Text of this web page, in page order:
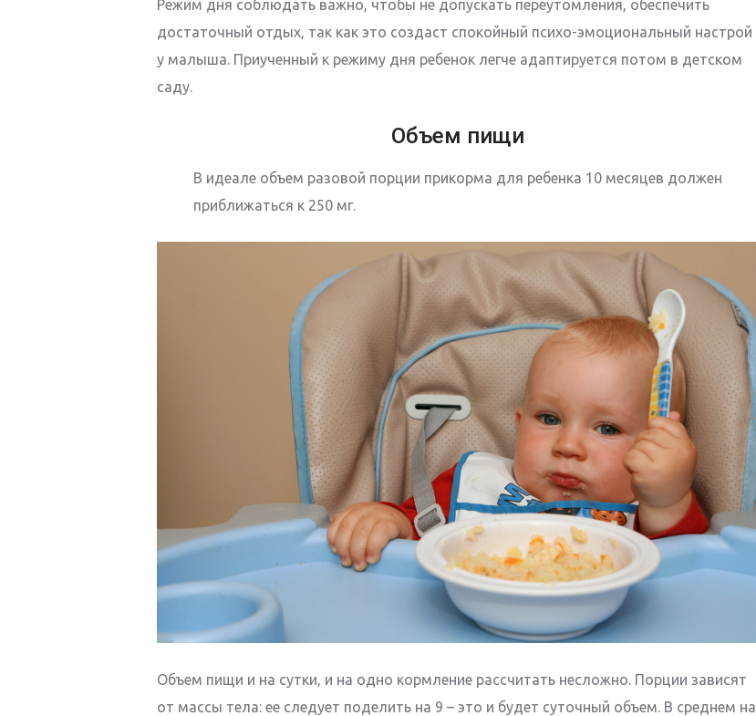
Режим дня соблюдать важно, чтобы не допускать переутомления, обеспечить
достаточный отдых, так как это создаст спокойный психо-эмоциональный настрой
у малыша. Приученный к режиму дня ребенок легче адаптируется потом в детском
саду.
Объем пищи
В идеале объем разовой порции прикорма для ребенка 10 месяцев должен
приближаться к 250 мг.
Объем пищи и на сутки, и на одно кормление рассчитать несложно. Порции зависят
от массы тела: ее следует поделить на 9 – это и будет суточный объем. В среднем на